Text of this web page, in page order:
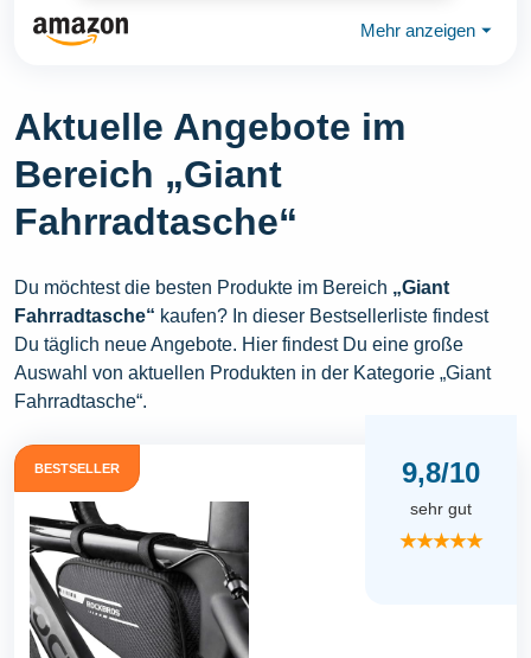
Mehr anzeigen ⏷
Aktuelle Angebote im
Bereich „Giant
Fahrradtasche“
Du möchtest die besten Produkte im Bereich „Giant
Fahrradtasche“ kaufen? In dieser Bestsellerliste findest
Du täglich neue Angebote. Hier findest Du eine große
Auswahl von aktuellen Produkten in der Kategorie „Giant
Fahrradtasche“.
BESTSELLER 9,8/10
sehr gut
★★★★★